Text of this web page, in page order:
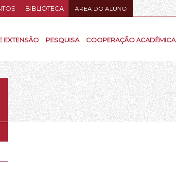
BIBLIOTECA ÁREA DO ALUNO
EXTENSÃO PESQUISA COOPERAÇÃO ACADÊMICA